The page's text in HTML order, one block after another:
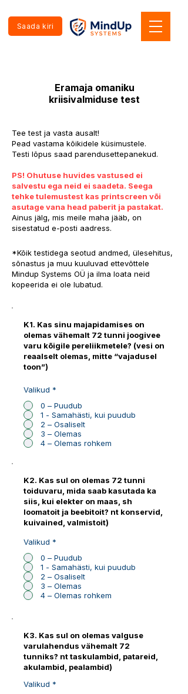
Saada kiri
Eramaja omaniku
kriisivalmiduse test
Tee test ja vasta ausalt!
Pead vastama kõikidele küsimustele.
Testi lõpus saad parendusettepanekud.
PS! Ohutuse huvides vastused ei
salvestu ega neid ei saadeta. Seega
tehke tulemustest kas printscreen või
asutage vana head paberit ja pastakat.
Ainus jälg, mis meile maha jääb, on
sisestatud e-posti aadress.
*Kõik testidega seotud andmed, ülesehitus,
sõnastus ja muu kuuluvad ettevõttele
Mindup Systems OÜ ja ilma loata neid
kopeerida ei ole lubatud.
K1. Kas sinu majapidamises on
olemas vähemalt 72 tunni joogivee
varu kõigile pereliikmetele? (vesi on
reaalselt olemas, mitte “vajadusel
toon”)
Valikud *
0 – Puudub
1 - Samahästi, kui puudub
2 – Osaliselt
3 – Olemas
4 – Olemas rohkem
K2. Kas sul on olemas 72 tunni
toiduvaru, mida saab kasutada ka
siis, kui elekter on maas, sh
loomatoit ja beebitoit? nt konservid,
kuivained, valmistoit)
Valikud *
0 – Puudub
1 - Samahästi, kui puudub
2 – Osaliselt
3 – Olemas
4 – Olemas rohkem
K3. Kas sul on olemas valguse
varulahendus vähemalt 72
tunniks? nt taskulambid, patareid,
akulambid, pealambid)
Valikud *